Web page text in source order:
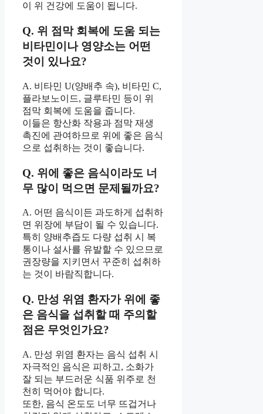
이 위 건강에 도움이 됩니다.
Q. 위 점막 회복에 도움 되는
비타민이나 영양소는 어떤
것이 있나요?
A. 비타민 U(양배추 속), 비타민 C,
플라보노이드, 글루타민 등이 위
점막 회복에 도움을 줍니다.
이들은 항산화 작용과 점막 재생
촉진에 관여하므로 위에 좋은 음식
으로 섭취하는 것이 좋습니다.
Q. 위에 좋은 음식이라도 너
무 많이 먹으면 문제될까요?
A. 어떤 음식이든 과도하게 섭취하
면 위장에 부담이 될 수 있습니다.
특히 양배추즙도 다량 섭취 시 복
통이나 설사를 유발할 수 있으므로
권장량을 지키면서 꾸준히 섭취하
는 것이 바람직합니다.
Q. 만성 위염 환자가 위에 좋
은 음식을 섭취할 때 주의할
점은 무엇인가요?
A. 만성 위염 환자는 음식 섭취 시
자극적인 음식은 피하고, 소화가
잘 되는 부드러운 식품 위주로 천
천히 먹어야 합니다.
또한, 음식 온도도 너무 뜨겁거나